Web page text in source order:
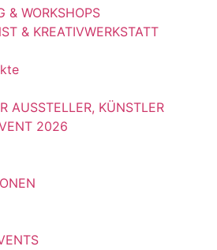
& WORKSHOPS
& KREATIVWERKSTATT
AUSSTELLER, KÜNSTLER
2026